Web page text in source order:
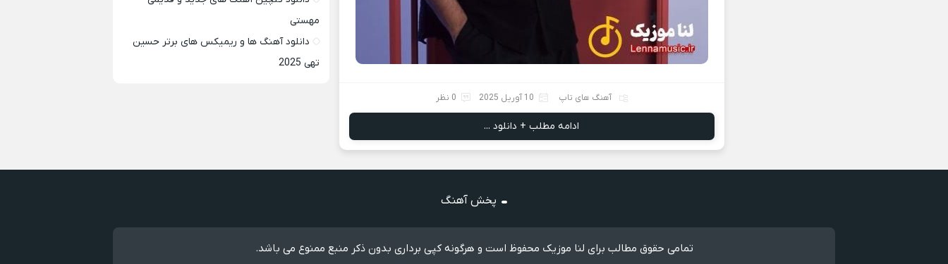
آهنگ های تاپ 10 آوریل 2025 0 نظر
ادامه مطلب + دانلود ...
مهستی
دانلود آهنگ ها و ریمیکس های برتر حسین
تهی 2025
پخش آهنگ
تمامی حقوق مطالب برای لنا موزیک محفوظ است و هرگونه کپی برداری بدون ذکر منبع ممنوع می باشد.